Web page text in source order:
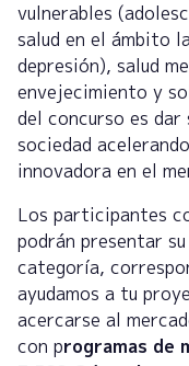
vulnerables
salud en el ámbito
depresión), salud
envejecimiento y
del concurso es
sociedad
innovadora en el
Los participantes
podrán presentar
categoría,
ayudamos a tu
acercarse al
con programas de